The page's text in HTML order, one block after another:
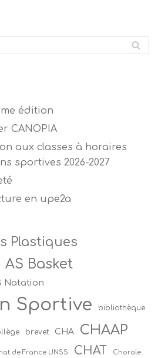
édition
CANOPIA
aux classes à horaires
sportives 2026-2027
en upe2a
Plastiques
AS Basket
Natation
Sportive bibliothèque
brevet CHA CHAAP
de France UNSS CHAT Chorale